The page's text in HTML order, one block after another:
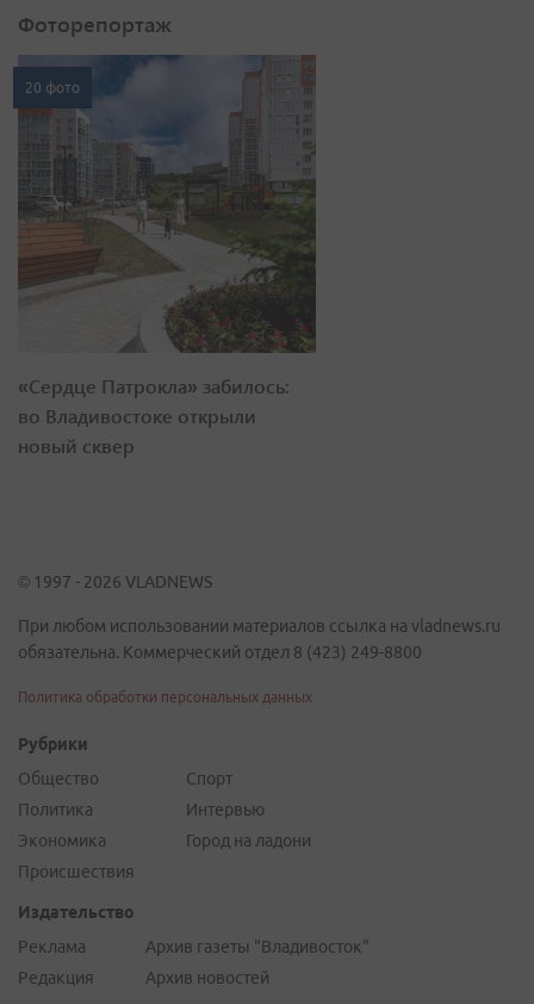
Фоторепортаж
20 фото
«Сердце Патрокла» забилось:
во Владивостоке открыли
новый сквер
© 1997 - 2026 VLADNEWS
При любом использовании материалов ссылка на vladnews.ru
обязательна. Коммерческий отдел 8 (423) 249-8800
Политика обработки персональных данных
Рубрики
Общество
Политика
Экономика
Происшествия
Спорт
Интервью
Город на ладони
Издательство
Реклама
Редакция
Архив газеты "Владивосток"
Архив новостей